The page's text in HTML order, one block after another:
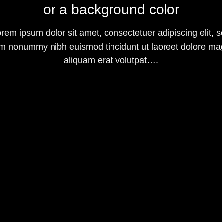
or a background color
ipsum dolor sit amet, consectetuer adipiscing elit,
nonummy nibh euismod tincidunt ut laoreet dolore
aliquam erat volutpat….